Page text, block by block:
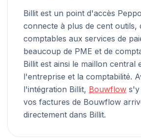
Billit est un point d'accès
connecte à plus de cent outils,
comptables aux services de
beaucoup de PME et de
Billit est ainsi le maillon central
l'entreprise et la comptabilité.
l'intégration Billit, Bouwflow s'y
vos factures de Bouwflow
directement dans Billit.